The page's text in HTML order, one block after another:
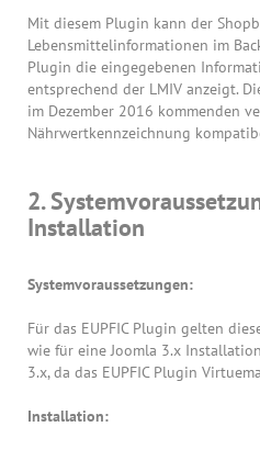
Mit diesem Plugin kann der
Lebensmittelinformationen im
Plugin die eingegebenen
entsprechend der LMIV anzeigt.
im Dezember 2016 kommenden
Nährwertkennzeichnung
2.
Installation
Systemvoraussetzungen:
Für das EUPFIC Plugin gelten
wie für eine Joomla 3.x
3.x, da das EUPFIC Plugin
Installation: